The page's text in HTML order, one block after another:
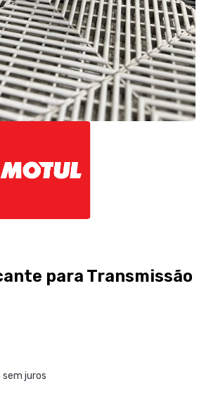
para Transmissão
sem juros